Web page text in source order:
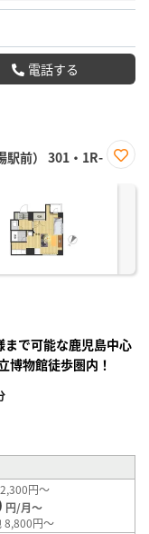
電話する
駅前） 301・1R-
に入
まで可能な鹿児島中心
博物館徒歩圏内！
円～
円/月～
8,800円～